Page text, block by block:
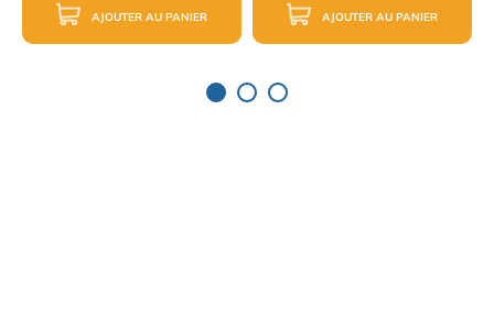
AJOUTER AU PANIER AJOUTER AU PANIER